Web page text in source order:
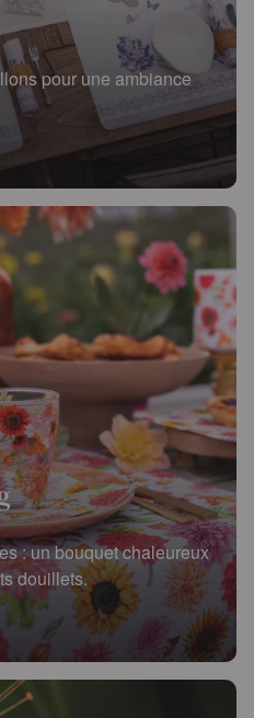
pour une ambiance
: un bouquet chaleureux
douillets.